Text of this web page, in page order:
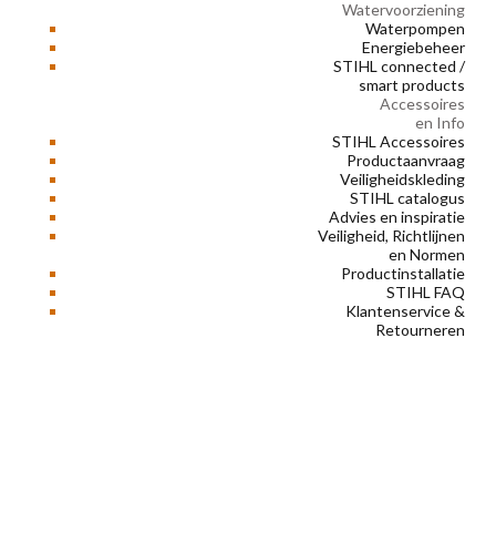
Watervoorziening
Waterpompen
Energiebeheer
STIHL connected /
smart products
Accessoires
en Info
STIHL Accessoires
Productaanvraag
Veiligheidskleding
STIHL catalogus
Advies en inspiratie
Veiligheid, Richtlijnen
en Normen
Productinstallatie
STIHL FAQ
Klantenservice &
Retourneren